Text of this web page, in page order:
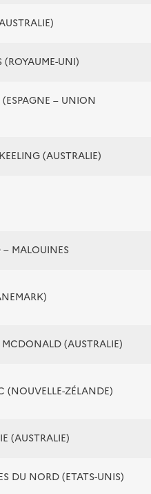
(ROYAUME-UNI)
(ESPAGNE – UNION
(AUSTRALIE)
– MALOUINES
MCDONALD (AUSTRALIE)
(NOUVELLE-ZÉLANDE)
(AUSTRALIE)
DU NORD (ETATS-UNIS)